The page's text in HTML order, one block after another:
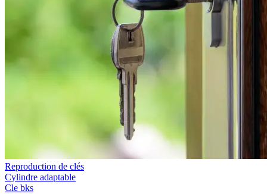
Reproduction de clés
Cylindre adaptable
Cle bks